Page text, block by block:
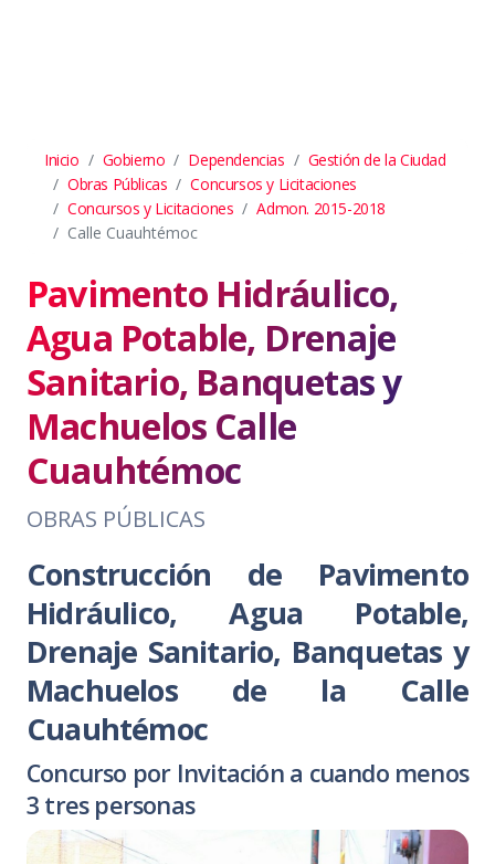
Inicio Gobierno Dependencias
Gestión de la Ciudad
Obras Públicas
Concursos y Licitaciones
Concursos y Licitaciones
Admon. 2015-2018
Calle Cuauhtémoc
Pavimento Hidráulico,
Agua Potable, Drenaje
Sanitario, Banquetas y
Machuelos Calle
Cuauhtémoc
OBRAS PÚBLICAS
Construcción de Pavimento
Hidráulico, Agua Potable,
Drenaje Sanitario, Banquetas y
Machuelos de la Calle
Cuauhtémoc
Concurso por Invitación a cuando menos
3 tres personas